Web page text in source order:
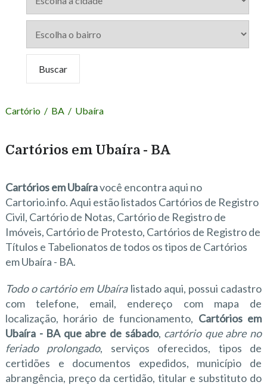
Cartório / BA / Ubaíra
Cartórios em Ubaíra - BA
Cartórios em Ubaíravocê encontra aqui no
Cartorio.info. Aqui estão listados Cartórios de Registro
Civil, Cartório de Notas, Cartório de Registro de
Imóveis, Cartório de Protesto, Cartórios de Registro de
Títulos e Tabelionatos de todos os tipos de Cartórios
em Ubaíra - BA.
Todo o cartório em Ubaíralistado aqui, possui cadastro
com telefone, email, endereço com mapa de
localização, horário de funcionamento, Cartórios em
Ubaíra - BA que abre de sábado, cartório que abre no
feriado prolongado, serviços oferecidos, tipos de
certidões e documentos expedidos, município de
abrangência, preço da certidão, titular e substituto do